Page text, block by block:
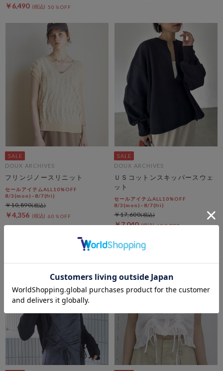
￥6,490 50％OFF
DOUX ARCHIVES
フリンジノースリニット
セールアイテムALL10%OFF
8/3(mon)~8/7(fri)
￥4,356 60％OFF
￥10,890
DOUX ARCHIVES
ＵＳコットンスキッパースウェ
ット
セールアイテムALL10%OFF
8/3(mon)~8/7(fri)
￥7,040 60％OFF
￥17,600